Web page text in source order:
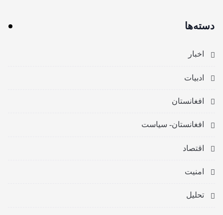
دسته‌ها
اخبار
ادبیات
افغانستان
افغانستان- سیاست
اقتصاد
امنیت
تحلیل